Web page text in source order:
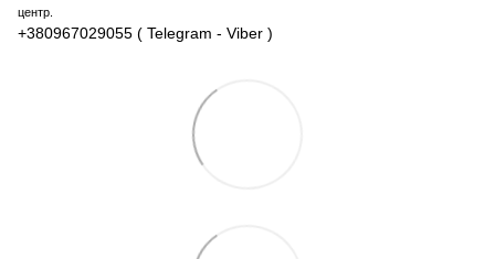
центр.
+380967029055 ( Telegram - Viber )